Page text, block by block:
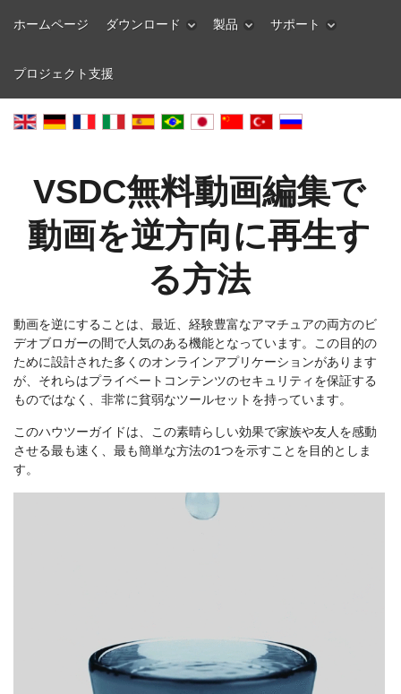
ホームページ ダウンロード 製品 サポート
プロジェクト支援
VSDC無料動画編集で
動画を逆方向に再生す
る方法
動画を逆にすることは、最近、経験豊富なアマチュアの両方のビ
デオブロガーの間で人気のある機能となっています。この目的の
ために設計された多くのオンラインアプリケーションがあります
が、それらはプライベートコンテンツのセキュリティを保証する
ものではなく、非常に貧弱なツールセットを持っています。
このハウツーガイドは、この素晴らしい効果で家族や友人を感動
させる最も速く、最も簡単な方法の1つを示すことを目的としま
す。